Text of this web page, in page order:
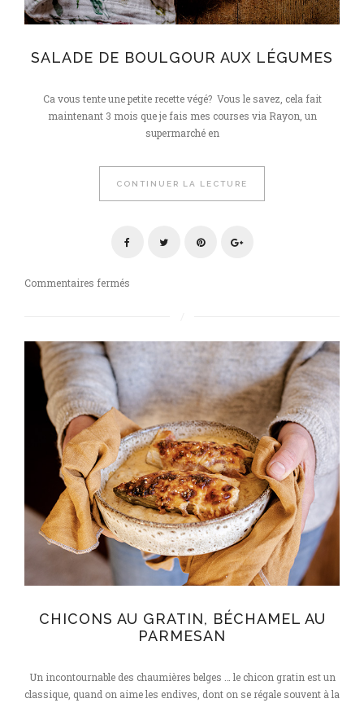
SALADE DE BOULGOUR AUX LÉGUMES
Ca vous tente une petite recette végé? Vous le savez, cela fait
maintenant 3 mois que je fais mes courses via Rayon, un
supermarché en
CONTINUER LA LECTURE
Commentaires fermés
aux
légumes
CHICONS AU GRATIN, BÉCHAMEL AU
PARMESAN
Un incontournable des chaumières belges … le chicon gratin est un
classique, quand on aime les endives, dont on se régale souvent à la